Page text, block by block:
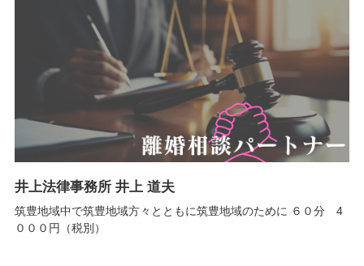
井上法律事務所 井上 道夫
筑豊地域中で筑豊地域方々とともに筑豊地域のために ６０分 4
０００円（税別）